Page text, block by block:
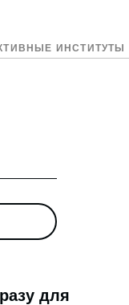
ИНСТИТУТЫ
для